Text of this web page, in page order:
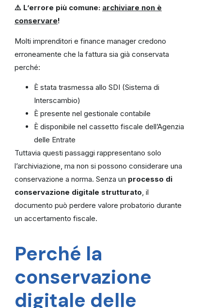
⚠ L’errore più comune: archiviare non è
conservare!
Molti imprenditori e finance manager credono
erroneamente che la fattura sia già conservata
perché:
È stata trasmessa allo SDI (Sistema di
Interscambio)
È presente nel gestionale contabile
È disponibile nel cassetto fiscale dell’Agenzia
delle Entrate
Tuttavia questi passaggi rappresentano solo
l’archiviazione, ma non si possono considerare una
conservazione a norma. Senza un processo di
conservazione digitale strutturato, il
documento può perdere valore probatorio durante
un accertamento fiscale.
Perché la
conservazione
digitale delle